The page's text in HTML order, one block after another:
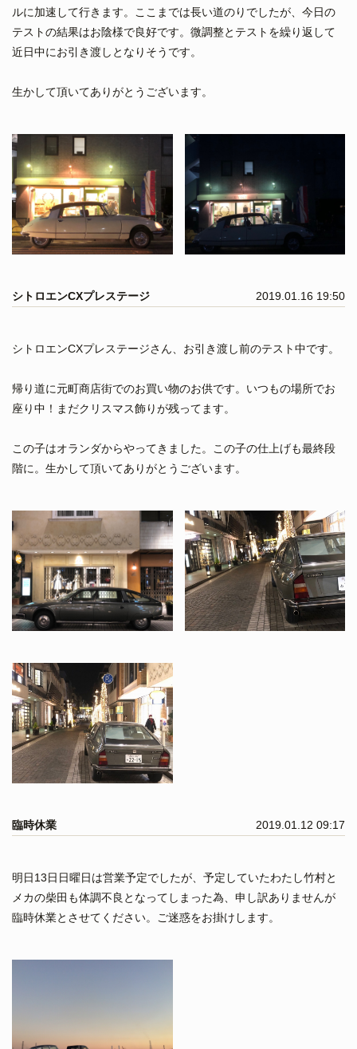
ルに加速して行きます。ここまでは長い道のりでしたが、今日の
テストの結果はお陰様で良好です。微調整とテストを繰り返して
近日中にお引き渡しとなりそうです。
生かして頂いてありがとうございます。
シトロエンCXプレステージ 2019.01.16 19:50
シトロエンCXプレステージさん、お引き渡し前のテスト中です。
帰り道に元町商店街でのお買い物のお供です。いつもの場所でお
座り中！まだクリスマス飾りが残ってます。
この子はオランダからやってきました。この子の仕上げも最終段
階に。生かして頂いてありがとうございます。
臨時休業 2019.01.12 09:17
明日13日日曜日は営業予定でしたが、予定していたわたし竹村と
メカの柴田も体調不良となってしまった為、申し訳ありませんが
臨時休業とさせてください。ご迷惑をお掛けします。